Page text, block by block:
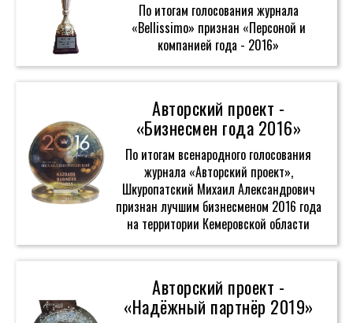
По итогам голосования журнала
«Bellissimo» признан «Персоной и
компанией года - 2016»
Авторский проект -
«Бизнесмен года 2016»
По итогам всенародного голосования
журнала «Авторский проект»,
Шкуропатский Михаил Александрович
признан лучшим бизнесменом 2016 года
на территории Кемеровской области
Авторский проект -
«Надёжный партнёр 2019»